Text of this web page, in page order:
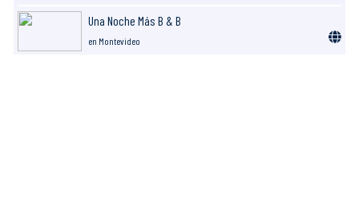
Una Noche Más B & B
en Montevideo